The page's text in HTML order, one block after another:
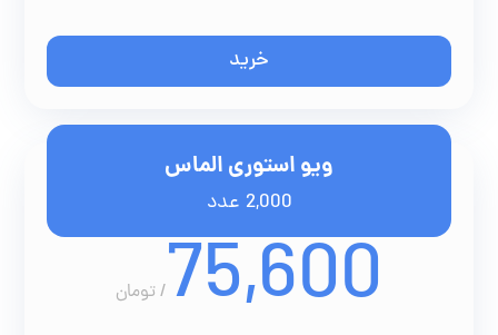
خرید
ویو استوری الماس
2,000 عدد
75,600
/ تومان